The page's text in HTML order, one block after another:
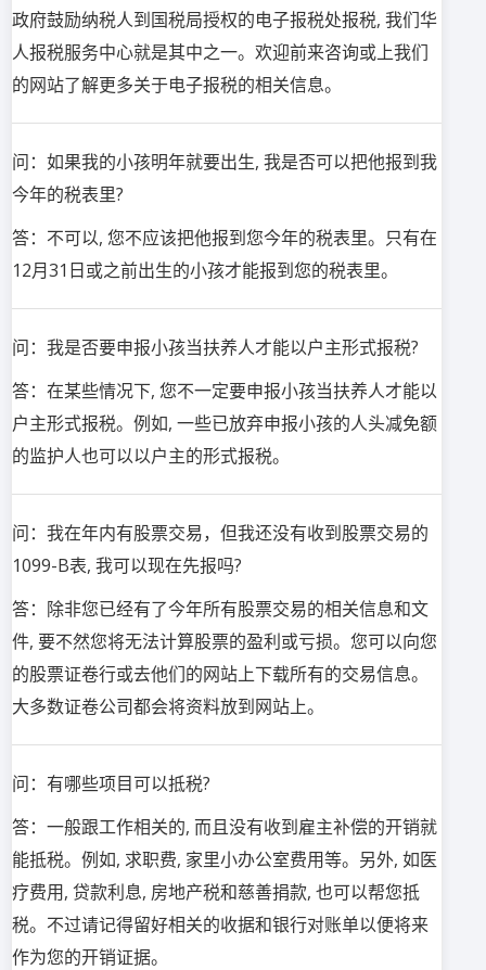
政府鼓励纳税人到国税局授权的电子报税处报税, 我们华
人报税服务中心就是其中之一。欢迎前来咨询或上我们
的网站了解更多关于电子报税的相关信息。
问：如果我的小孩明年就要出生, 我是否可以把他报到我
今年的税表里?
答：不可以, 您不应该把他报到您今年的税表里。只有在
12月31日或之前出生的小孩才能报到您的税表里。
问：我是否要申报小孩当扶养人才能以户主形式报税?
答：在某些情况下, 您不一定要申报小孩当扶养人才能以
户主形式报税。例如, 一些已放弃申报小孩的人头减免额
的监护人也可以以户主的形式报税。
问：我在年内有股票交易，但我还没有收到股票交易的
1099-B表, 我可以现在先报吗?
答：除非您已经有了今年所有股票交易的相关信息和文
件, 要不然您将无法计算股票的盈利或亏损。您可以向您
的股票证卷行或去他们的网站上下载所有的交易信息。
大多数证卷公司都会将资料放到网站上。
问：有哪些项目可以抵税?
答：一般跟工作相关的, 而且没有收到雇主补偿的开销就
能抵税。例如, 求职费, 家里小办公室费用等。另外, 如医
疗费用, 贷款利息, 房地产税和慈善捐款, 也可以帮您抵
税。不过请记得留好相关的收据和银行对账单以便将来
作为您的开销证据。